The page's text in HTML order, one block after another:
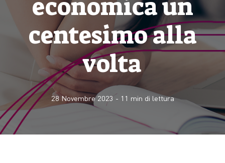
economica un
centesimo alla
volta
28 Novembre 2023 - 11 min di lettura